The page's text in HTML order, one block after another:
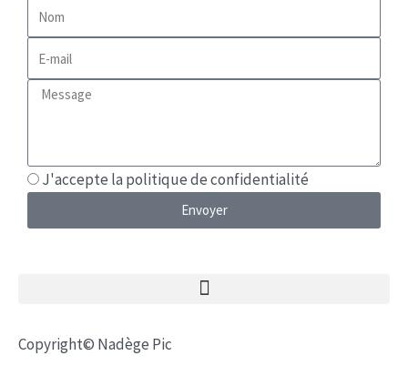
Nom
E-
mail
Message
J'accepte la politique de confidentialité
Envoyer
Copyright© Nadège Pic